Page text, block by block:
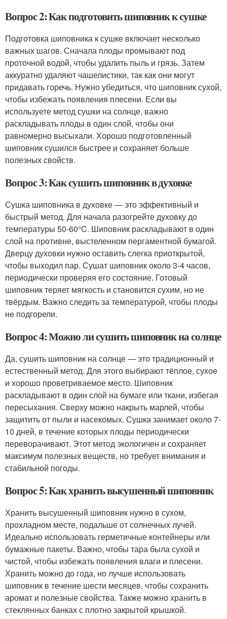
Вопрос 2: Как подготовить шиповник к сушке
Подготовка шиповника к сушке включает несколько
важных шагов. Сначала плоды промывают под
проточной водой, чтобы удалить пыль и грязь. Затем
аккуратно удаляют чашелистики, так как они могут
придавать горечь. Нужно убедиться, что шиповник сухой,
чтобы избежать появления плесени. Если вы
используете метод сушки на солнце, важно
раскладывать плоды в один слой, чтобы они
равномерно высыхали. Хорошо подготовленный
шиповник сушился быстрее и сохраняет больше
полезных свойств.
Вопрос 3: Как сушить шиповник в духовке
Сушка шиповника в духовке — это эффективный и
быстрый метод. Для начала разогрейте духовку до
температуры 50-60°C. Шиповник раскладывают в один
слой на противне, выстеленном пергаментной бумагой.
Дверцу духовки нужно оставить слегка приоткрытой,
чтобы выходил пар. Сушат шиповник около 3-4 часов,
периодически проверяя его состояние. Готовый
шиповник теряет мягкость и становится сухим, но не
твёрдым. Важно следить за температурой, чтобы плоды
не подгорели.
Вопрос 4: Можно ли сушить шиповник на солнце
Да, сушить шиповник на солнце — это традиционный и
естественный метод. Для этого выбирают тёплое, сухое
и хорошо проветриваемое место. Шиповник
раскладывают в один слой на бумаге или ткани, избегая
пересыхания. Сверху можно накрыть марлей, чтобы
защитить от пыли и насекомых. Сушка занимает около 7-
10 дней, в течение которых плоды периодически
переворачивают. Этот метод экологичен и сохраняет
максимум полезных веществ, но требует внимания и
стабильной погоды.
Вопрос 5: Как хранить высушенный шиповник
Хранить высушенный шиповник нужно в сухом,
прохладном месте, подальше от солнечных лучей.
Идеально использовать герметичные контейнеры или
бумажные пакеты. Важно, чтобы тара была сухой и
чистой, чтобы избежать появления влаги и плесени.
Хранить можно до года, но лучше использовать
шиповник в течение шести месяцев, чтобы сохранить
аромат и полезные свойства. Также можно хранить в
стеклянных банках с плотно закрытой крышкой.